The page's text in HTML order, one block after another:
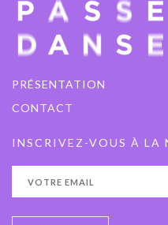
PRÉSENTATION
CONTACT
INSCRIVEZ-VOUS À LA